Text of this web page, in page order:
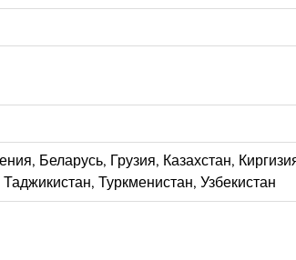
Беларусь, Грузия, Казахстан,
Туркменистан, Узбекистан